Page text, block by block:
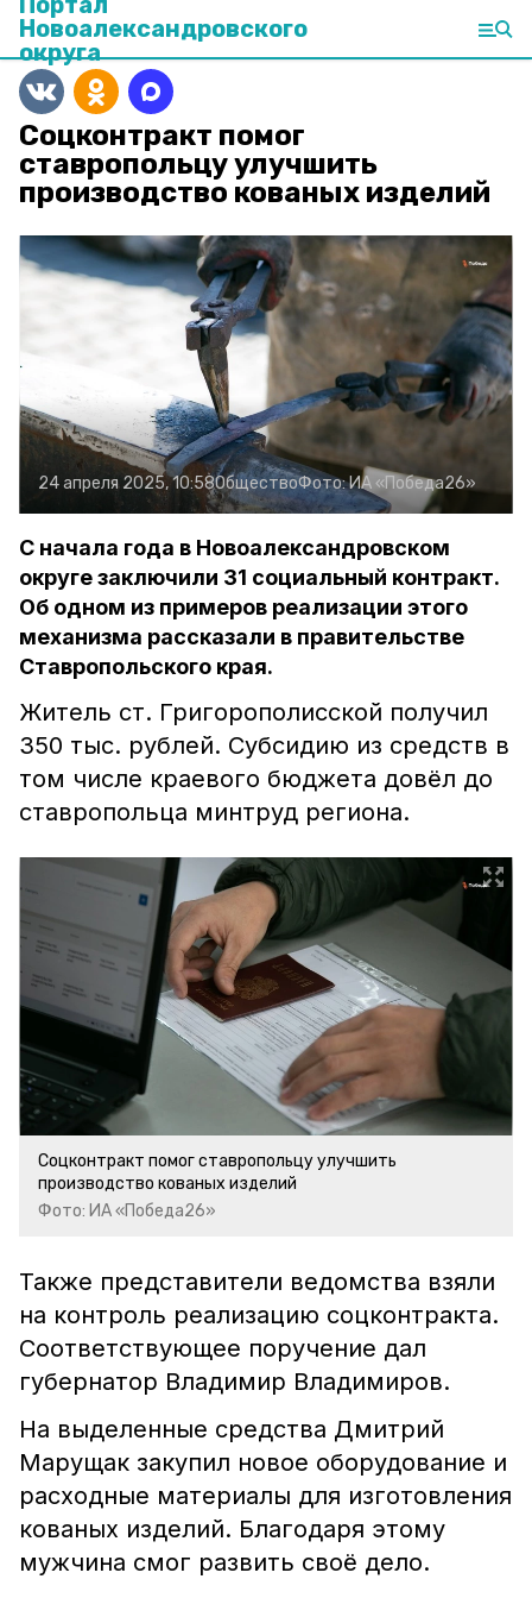
Новоалександровского
округа
Соцконтракт помог
ставропольцу улучшить
производство кованых изделий
24 апреля 2025, 10:58ОбществоФото:ИА «Победа26»
С начала года в Новоалександровском
округе заключили 31 социальный контракт.
Об одном из примеров реализации этого
механизма рассказали в правительстве
Ставропольского края.
Житель ст. Григорополисской получил
350 тыс. рублей. Субсидию из средств в
том числе краевого бюджета довёл до
ставропольца минтруд региона.
Соцконтракт помог ставропольцу улучшить
производство кованых изделий
Фото: ИА «Победа26»
Также представители ведомства взяли
на контроль реализацию соцконтракта.
Соответствующее поручение дал
губернатор Владимир Владимиров.
На выделенные средства Дмитрий
Марущак закупил новое оборудование и
расходные материалы для изготовления
кованых изделий. Благодаря этому
мужчина смог развить своё дело.